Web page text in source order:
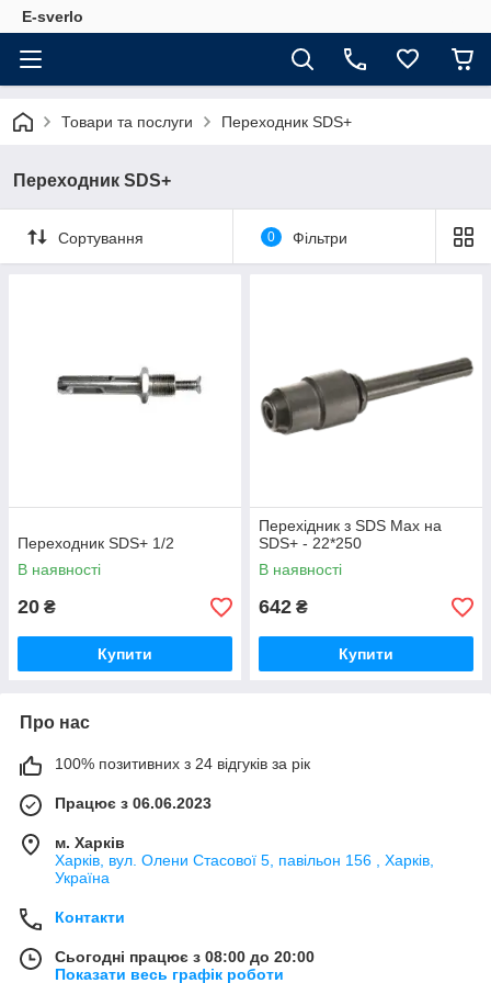
E-sverlo
Товари та послуги Переходник SDS+
Переходник SDS+
Сортування 0 Фільтри
Переходник SDS+ 1/2
В наявності
20 ₴
Купити
Перехідник з SDS Max на
SDS+ - 22*250
В наявності
642 ₴
Купити
Про нас
100% позитивних з 24 відгуків за рік
Працює з 06.06.2023
м. Харків
Харків, вул. Олени Стасової 5, павільон 156 , Харків,
Україна
Контакти
Сьогодні працює з 08:00 до 20:00
Показати весь графік роботи